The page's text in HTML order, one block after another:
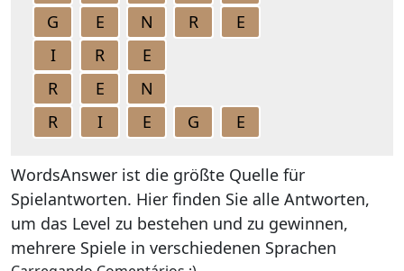
G
E N R
E
I
R
E
R
E
N
R
I E G E
WordsAnswer ist die größte Quelle für
Spielantworten. Hier finden Sie alle Antworten,
um das Level zu bestehen und zu gewinnen,
mehrere Spiele in verschiedenen Sprachen